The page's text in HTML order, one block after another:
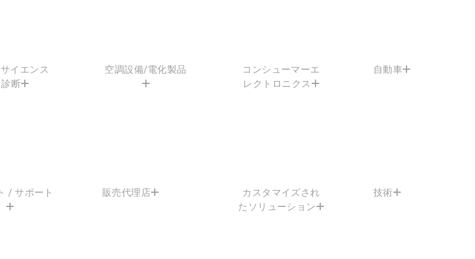
イエンス
診断
空調設備/電化製品
コンシューマーエ
レクトロニクス
自動車
/ サポート 販売代理店
カスタマイズされ
たソリューション
技術